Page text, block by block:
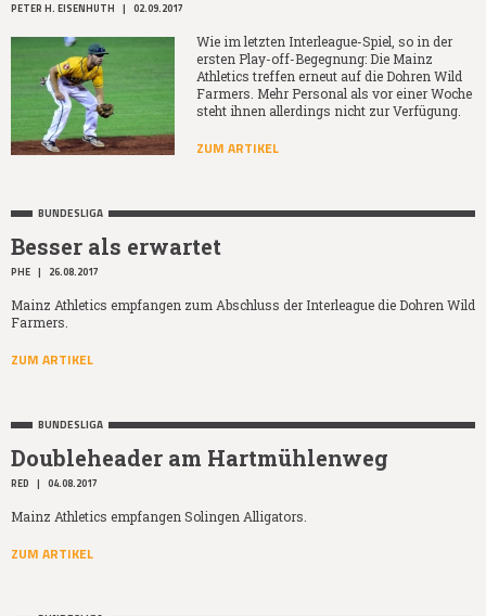
PETER H. EISENHUTH | 02.09.2017
Wie im letzten Interleague-Spiel, so in der
ersten Play-off-Begegnung: Die Mainz
Athletics treffen erneut auf die Dohren Wild
Farmers. Mehr Personal als vor einer Woche
steht ihnen allerdings nicht zur Verfügung.
ZUM ARTIKEL
BUNDESLIGA
Besser als erwartet
PHE | 26.08.2017
Mainz Athletics empfangen zum Abschluss der Interleague die Dohren Wild
Farmers.
ZUM ARTIKEL
BUNDESLIGA
Doubleheader am Hartmühlenweg
RED | 04.08.2017
Mainz Athletics empfangen Solingen Alligators.
ZUM ARTIKEL